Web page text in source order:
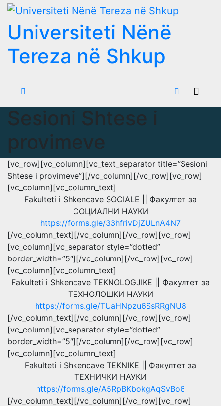
Skip
content
Universiteti Nënë
Tereza në Shkup
Sesioni Shtese i
provimeve
[vc_row][vc_column][vc_text_separator title=”Sesioni
Shtese i provimeve”][/vc_column][/vc_row][vc_row]
[vc_column][vc_column_text]
Fakulteti i Shkencave SOCIALE || Факултет за
СОЦИАЛНИ НАУКИ
https://forms.gle/33hfrivDjZULnA4N7
[/vc_column_text][/vc_column][/vc_row][vc_row]
[vc_column][vc_separator style=”dotted”
border_width=”5″][/vc_column][/vc_row][vc_row]
[vc_column][vc_column_text]
Fakulteti i Shkencave TEKNOLOGJIKE || Факултет за
ТЕХНОЛОШКИ НАУКИ
https://forms.gle/TUaHNpzu6SsRRgNU8
[/vc_column_text][/vc_column][/vc_row][vc_row]
[vc_column][vc_separator style=”dotted”
border_width=”5″][/vc_column][/vc_row][vc_row]
[vc_column][vc_column_text]
Fakulteti i Shkencave TEKNIKE || Факултет за
ТЕХНИЧКИ НАУКИ
https://forms.gle/A5RpBKbokgAqSvBo6
[/vc_column_text][/vc_column][/vc_row][vc_row]